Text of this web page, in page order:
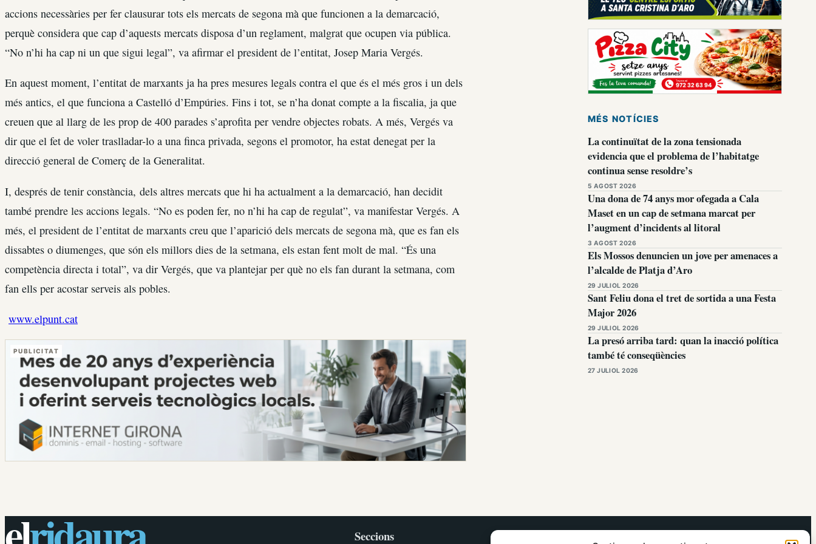
accions necessàries per fer clausurar tots els mercats de segona mà que funcionen a la demarcació,
perquè considera que cap d’aquests mercats disposa d’un reglament, malgrat que ocupen via pública.
“No n’hi ha cap ni un que sigui legal”, va afirmar el president de l’entitat, Josep Maria Vergés.
En aquest moment, l’entitat de marxants ja ha pres mesures legals contra el que és el més gros i un dels
més antics, el que funciona a Castelló d’Empúries. Fins i tot, se n’ha donat compte a la fiscalia, ja que
creuen que al llarg de les prop de 400 parades s’aprofita per vendre objectes robats. A més, Vergés va
dir que el fet de voler traslladar-lo a una finca privada, segons el promotor, ha estat denegat per la
direcció general de Comerç de la Generalitat.
I, després de tenir constància, dels altres mercats que hi ha actualment a la demarcació, han decidit
també prendre les accions legals. “No es poden fer, no n’hi ha cap de regulat”, va manifestar Vergés. A
més, el president de l’entitat de marxants creu que l’aparició dels mercats de segona mà, que es fan els
dissabtes o diumenges, que són els millors dies de la setmana, els estan fent molt de mal. “És una
competència directa i total”, va dir Vergés, que va plantejar per què no els fan durant la setmana, com
fan ells per acostar serveis als pobles.
www.elpunt.cat
PUBLICITAT
MÉS NOTÍCIES
La continuïtat de la zona tensionada
evidencia que el problema de l’habitatge
continua sense resoldre’s
5 AGOST 2026
Una dona de 74 anys mor ofegada a Cala
Maset en un cap de setmana marcat per
l’augment d’incidents al litoral
3 AGOST 2026
Els Mossos denuncien un jove per amenaces a
l’alcalde de Platja d’Aro
29 JULIOL 2026
Sant Feliu dona el tret de sortida a una Festa
Major 2026
29 JULIOL 2026
La presó arriba tard: quan la inacció política
també té conseqüències
27 JULIOL 2026
Seccions